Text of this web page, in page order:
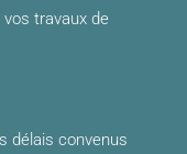
travaux de
délais convenus